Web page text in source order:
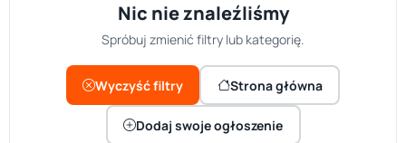
Nic nie znaleźliśmy
Spróbuj zmienić filtry lub kategorię.
Wyczyść filtry Strona główna
Dodaj swoje ogłoszenie